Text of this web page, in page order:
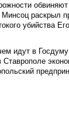
раскрыл
убийства
идут в